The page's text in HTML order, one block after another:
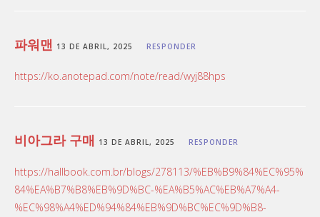
파워맨 13 DE ABRIL, 2025 RESPONDER
https://ko.anotepad.com/note/read/wyj88hps
비아그라 구매 13 DE ABRIL, 2025 RESPONDER
https://hallbook.com.br/blogs/278113/%EB%B9%84%EC%95%
84%EA%B7%B8%EB%9D%BC-%EA%B5%AC%EB%A7%A4-
%EC%98%A4%ED%94%84%EB%9D%BC%EC%9D%B8-